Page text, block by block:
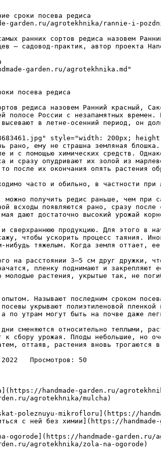
сроки посева редиса
garden.ru/agrotekhnika/rannie-i-
ранних сортов редиса назовем
— садовод-практик, автор проекта
посева редиса
редиса назовем Ранний красный,
полосе России с незапамятных
в летне-осенний период, он
style="width: 200px;
рано, ему не страшна земляная
и с помощью химических средств.
и сразу опудривают их золой из
после их окончания опять растения
всходы появляются рано, сразу
дают достаточно высокий урожай
чтобы ускорить процесс таяния.
нибудь тяжелым. Когда земля оттает,
пленку поднимают и
молодые растения, укрытые так, не
укрывают полиэтиленовой
по утрам могут быть на почве даже
к сбору урожая. Плоды небольшие, но
оттаяв, растения вновь трогаются
Просмотров: 50
handmade-garden.ru/
agrotekhnika/mulcha)
poleznuyu-mikrofloru](https://
с ней без химии](https://
ogorode](https://handmade-garden.ru/